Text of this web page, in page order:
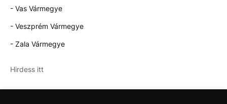
- Vas Vármegye
- Veszprém Vármegye
- Zala Vármegye
Hirdess itt